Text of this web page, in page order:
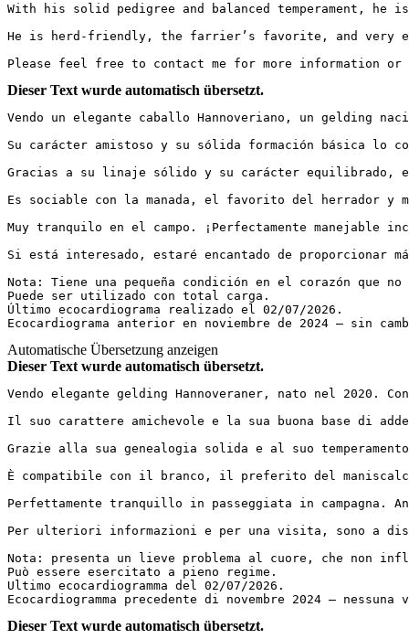
With his solid pedigree and balanced temperament,
He is herd-friendly, the farrier’s favorite, and very
Please feel free to contact me for more information or
Dieser Text wurde automatisch übersetzt.
Vendo un elegante caballo Hannoveriano, un gelding
Su carácter amistoso y su sólida formación básica lo
Gracias a su linaje sólido y su carácter equilibrado,
Es sociable con la manada, el favorito del herrador y
Muy tranquilo en el campo. ¡Perfectamente manejable
Si está interesado, estaré encantado de proporcionar
Nota: Tiene una pequeña condición en el corazón que
Puede ser utilizado con total carga.
Último ecocardiograma realizado el 02/07/2026.
Ecocardiograma anterior en noviembre de 2024 – sin
Automatische Übersetzung anzeigen
Dieser Text wurde automatisch übersetzt.
Vendo elegante gelding Hannoveraner, nato nel 2020.
Il suo carattere amichevole e la sua buona base di
Grazie alla sua genealogia solida e al suo
È compatibile con il branco, il preferito del
Perfettamente tranquillo in passeggiata in campagna.
Per ulteriori informazioni e per una visita, sono a
Nota: presenta un lieve problema al cuore, che non
Può essere esercitato a pieno regime.
Ultimo ecocardiogramma del 02/07/2026.
Ecocardiogramma precedente di novembre 2024 –
Dieser Text wurde automatisch übersetzt.